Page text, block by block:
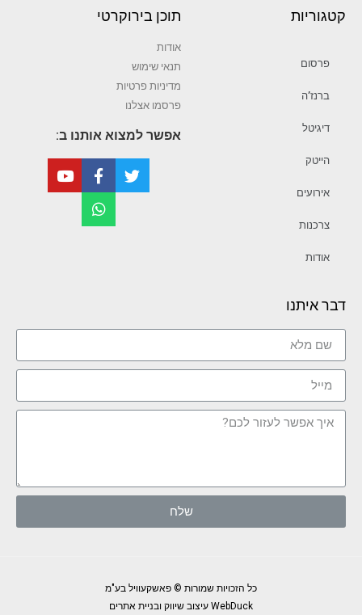
קטגוריות
פרסום
ברנז’ה
דיגיטל
הייטק
אירועים
צרכנות
אודות
תוכן בירוקרטי
אודות
תנאי שימוש
מדיניות פרטיות
פרסמו אצלנו
אפשר למצוא אותנו ב:
דבר איתנו
שלח
כל הזכויות שמורות © פאשקעוויל בע"מ
WebDuck עיצוב שיווק ובניית אתרים